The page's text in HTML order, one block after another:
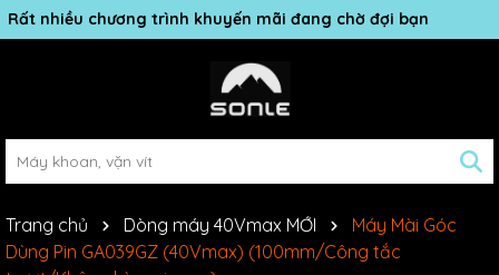
Rất nhiều chương trình khuyến mãi đang chờ đợi bạn
Trang chủ Dòng máy 40Vmax MỚI
Máy Mài Góc
Dùng Pin GA039GZ (40Vmax) (100mm/Công tắc